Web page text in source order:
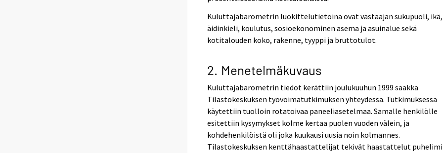
Kuluttajabarometrin luokittelutietoina ovat vastaajan sukupuoli, ikä,
äidinkieli, koulutus, sosioekonominen asema ja asuinalue sekä
kotitalouden koko, rakenne, tyyppi ja bruttotulot.
2. Menetelmäkuvaus
Kuluttajabarometrin tiedot kerättiin joulukuuhun 1999 saakka
Tilastokeskuksen työvoimatutkimuksen yhteydessä. Tutkimuksessa
käytettiin tuolloin rotatoivaa paneeliasetelmaa. Samalle henkilölle
esitettiin kysymykset kolme kertaa puolen vuoden välein, ja
kohdehenkilöistä oli joka kuukausi uusia noin kolmannes.
Tilastokeskuksen kenttähaastattelijat tekivät haastattelut